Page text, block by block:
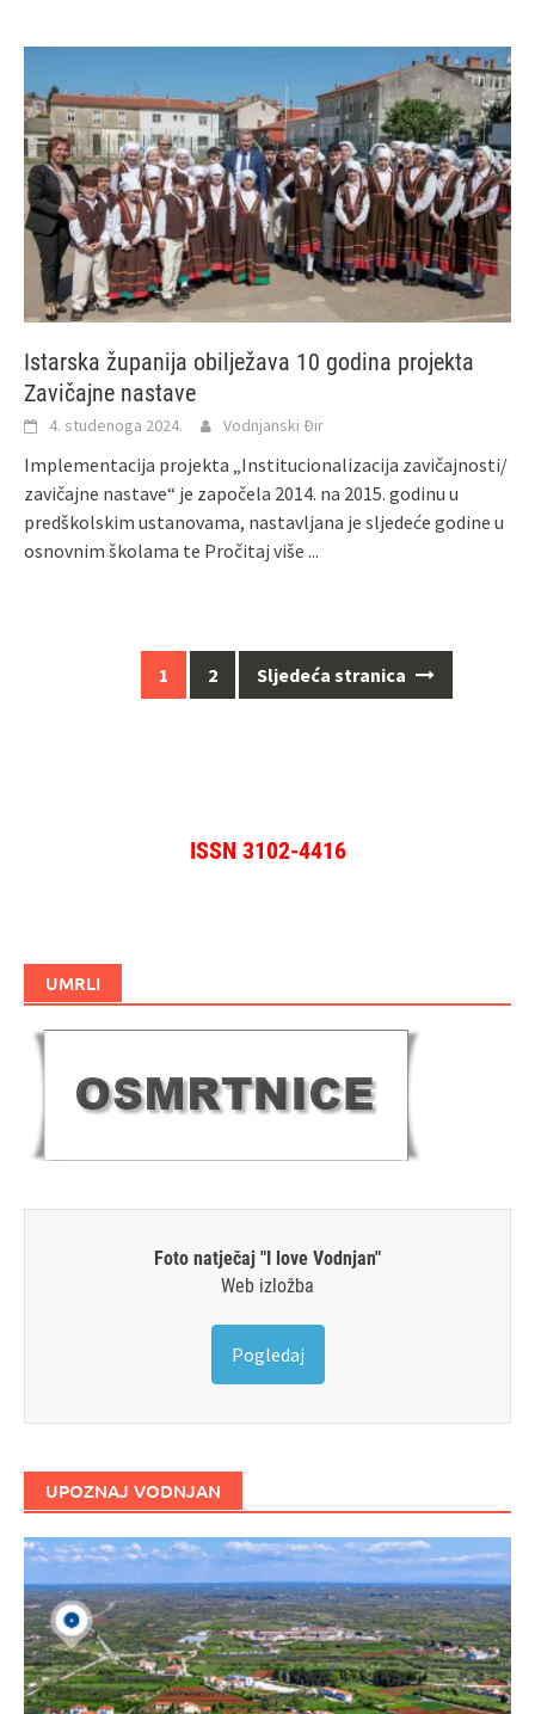
Istarska županija obilježava 10 godina projekta
Zavičajne nastave
4. studenoga 2024. Vodnjanski Đir
Implementacija projekta „Institucionalizacija zavičajnosti/
zavičajne nastave“ je započela 2014. na 2015. godinu u
predškolskim ustanovama, nastavljana je sljedeće godine u
osnovnim školama te Pročitaj više ...
1 2 Sljedeća stranica
ISSN 3102-4416
UMRLI
Foto natječaj "I love Vodnjan"
Web izložba
Pogledaj
UPOZNAJ VODNJAN